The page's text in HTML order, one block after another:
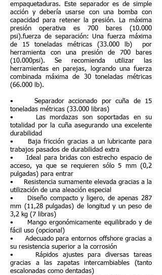
empaquetaduras. Este separador es de simple
acción y debería usarse con una bomba con
capacidad para retener la presión. La máxima
presión operativa es 700 bares (10.000
psi).fuerza de separación: Una fuerza máxima
de 15 toneladas métricas (33.000 lb) por
herramienta con una presión de 700 bares
(10.000psi). Se recomienda utilizar las
herramientas en parejas, logrando una fuerza
combinada máxima de 30 toneladas métricas
(66.000 lb).
• Separador accionado por cuña de 15
toneladas métricas (33.000 libras)
• Las mordazas son soportadas en su
totalidad por la cuña asegurando una excelente
durabilidad
• Baja fricción gracias a un lubricante para
trabajos pasados de durabilidad extra
• Ideal para bridas con estrecho espacio de
acceso, ya que se requieren sólo 5 mm (0,2
pulgadas) para entrar
• Resistencia sumamente elevada gracias a la
utilización de una aleación especial
• Diseño compacto y ligero, de apenas 287
mm (11,28 pulgadas) de longitud y un peso de
3,2 kg (7 libras)
• Mango ergonómicamente equilibrado y de
fácil uso (opcional)
• Adecuado para entornos offshore gracias a
su resistencia superior a la corrosión
• Rápidos ajustes para diversas tareas
gracias a las zapatas intercambiables (tanto
escalonadas como dentadas)